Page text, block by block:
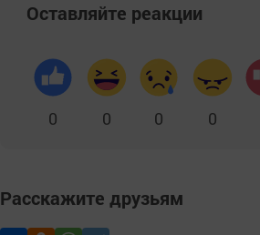
Оставляйте реакции
0 0 0 0
Расскажите друзьям